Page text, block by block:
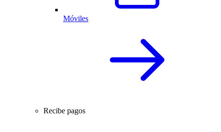
Móviles
Recibe pagos